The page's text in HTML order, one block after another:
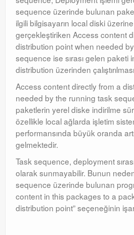
sequence üzerinde bulunan
ilgili bilgisayarın local diski
gerçekleştiriken Access content
distribution point when needed
sequence ise sırası gelen paketi
distribution üzerinden
Access content directly from a
needed by the running task
paketlerin yerel diske indirilme
özellikle local ağlarda işletim
performansında büyük oranda
gelmektedir.
Task sequence, deployment
olarak sunmayabilir. Bunun
sequence üzerinde bulunan
content in this packages to a
distribution point” seçeneğinin